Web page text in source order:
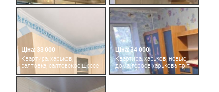
Ціна: 33 000
Квартира, харьков,
салтовка, салтовское шоссе
Ціна: 34 000
Квартира, харьков, новые
дома, героев харькова пр-т